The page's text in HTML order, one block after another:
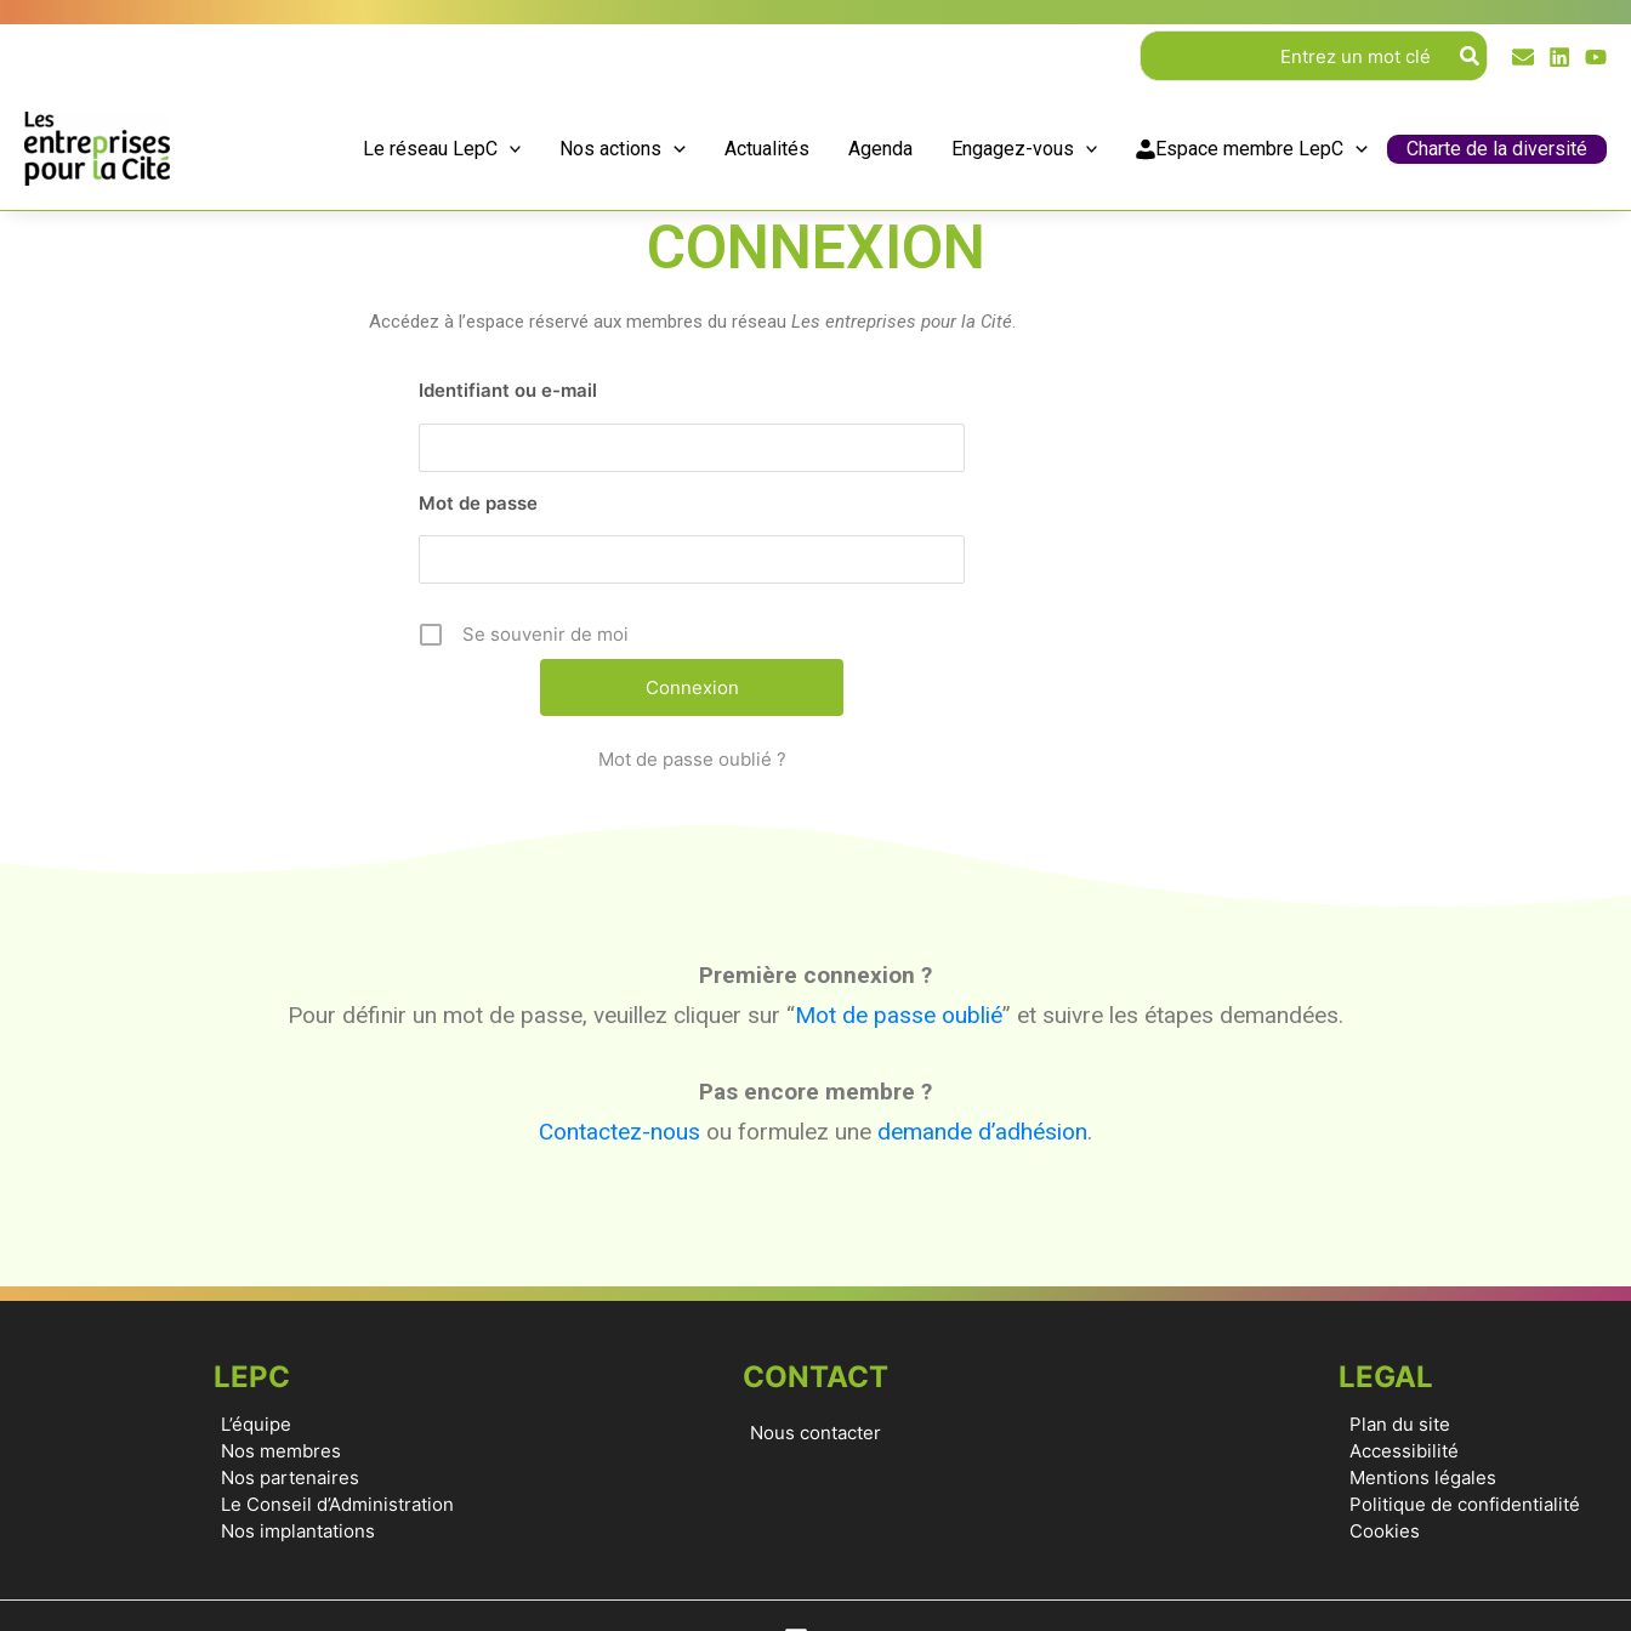
Rechercher:
Le réseau LepC Nos actions Actualités Agenda Engagez-vous Espace membre LepC Charte de la diversité
CONNEXION
Accédez à l’espace réservé aux membres du réseau Les entreprises pour la Cité.
Identifiant ou e-mail
Mot de passe
Se souvenir de moi
Mot de passe oublié ?
Première connexion ?
Pour définir un mot de passe, veuillez cliquer sur “Mot de passe oublié” et suivre les étapes demandées.
Pas encore membre ?
Contactez-nous ou formulez une demande d’adhésion.
LEPC
L’équipe
Nos membres
Nos partenaires
Le Conseil d’Administration
Nos implantations
CONTACT
Nous contacter
LEGAL
Plan du site
Accessibilité
Mentions légales
Politique de confidentialité
Cookies